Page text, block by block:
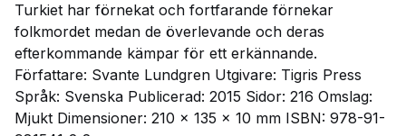
Turkiet har förnekat och fortfarande förnekar
folkmordet medan de överlevande och deras
efterkommande kämpar för ett erkännande.
Författare: Svante Lundgren Utgivare: Tigris Press
Språk: Svenska Publicerad: 2015 Sidor: 216 Omslag:
Mjukt Dimensioner: 210 x 135 x 10 mm ISBN: 978-91-